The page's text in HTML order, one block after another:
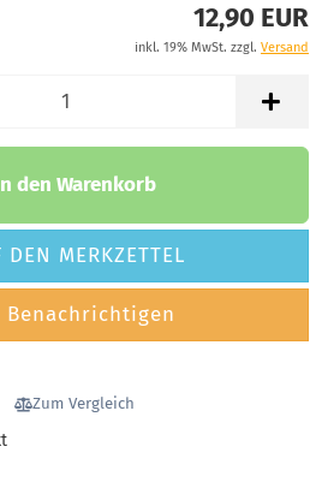
12,90 EUR
inkl. 19% MwSt. zzgl. Versand
den Warenkorb
DEN MERKZETTEL
Benachrichtigen
Zum Vergleich